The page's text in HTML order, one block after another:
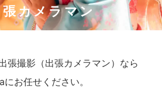
カメラマン
張撮影（出張カメラマン）なら
お任せください。